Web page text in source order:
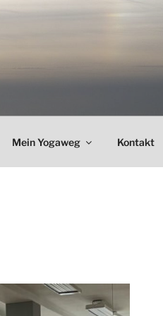
Mein Yogaweg Kontakt